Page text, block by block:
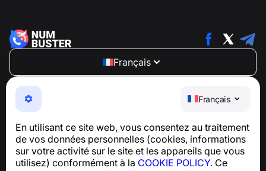
Français
En utilisant ce site web, vous consentez au traitement
de vos données personnelles (cookies, informations
sur votre activité sur le site et les appareils que vous
utilisez) conformément à la COOKIE POLICY. Ce
Français
NumBuster © 2013—2026 ·
Une application facile à utiliser qui vous protège contre
les arnaques téléphoniques, le spam et les messages
Pour toute question concernant la conformité au RGPD :
support@numbuster.com